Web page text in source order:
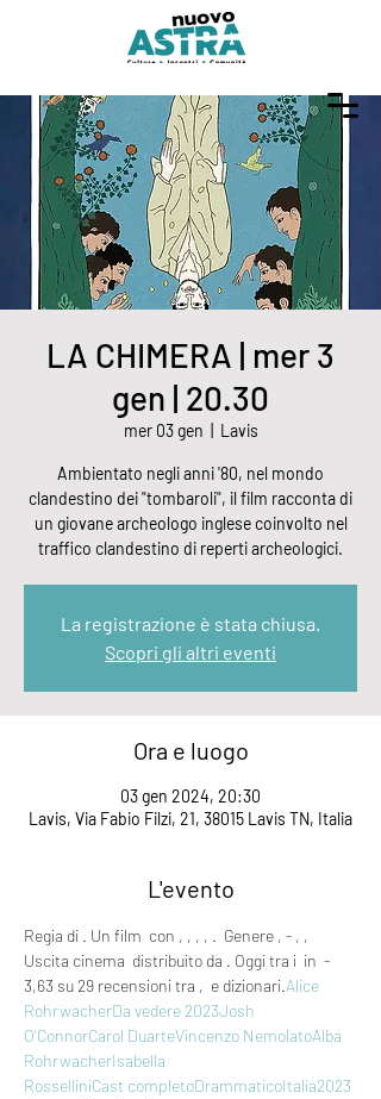
LA CHIMERA | mer 3
gen | 20.30
mer 03 gen Lavis
Ambientato negli anni '80, nel mondo
clandestino dei "tombaroli", il film racconta di
un giovane archeologo inglese coinvolto nel
traffico clandestino di reperti archeologici.
La registrazione è stata chiusa.
Scopri gli altri eventi
Ora e luogo
03 gen 2024, 20:30
Lavis, Via Fabio Filzi, 21, 38015 Lavis TN, Italia
L'evento
Regia di . Un film con , , , , . Genere , - , ,
Uscita cinema distribuito da . Oggi tra i in -
3,63 su 29 recensioni tra , e dizionari.Alice
RohrwacherDa vedere 2023Josh
O'ConnorCarol DuarteVincenzo NemolatoAlba
RohrwacherIsabella
RosselliniCast completoDrammaticoItalia2023